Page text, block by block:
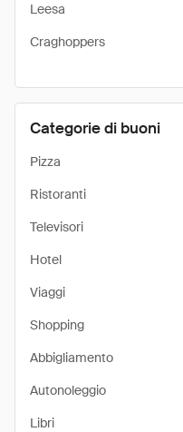
Leesa
Craghoppers
Categorie di buoni
Pizza
Ristoranti
Televisori
Hotel
Viaggi
Shopping
Abbigliamento
Autonoleggio
Libri